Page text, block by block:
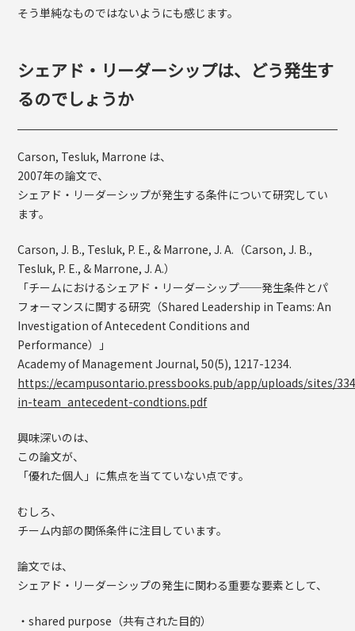
そう単純なものではないようにも感じます。
シェアド・リーダーシップは、どう発生す
るのでしょうか
Carson, Tesluk, Marrone は、
2007年の論文で、
シェアド・リーダーシップが発生する条件について研究してい
ます。
Carson, J. B., Tesluk, P. E., & Marrone, J. A.（Carson, J. B.,
Tesluk, P. E., & Marrone, J. A.）
「チームにおけるシェアド・リーダーシップ──発生条件とパ
フォーマンスに関する研究（Shared Leadership in Teams: An
Investigation of Antecedent Conditions and
Performance）」
Academy of Management Journal, 50(5), 1217-1234.
https://ecampusontario.pressbooks.pub/app/uploads/sites/
in-team_antecedent-condtions.pdf
興味深いのは、
この論文が、
「優れた個人」に焦点を当てていない点です。
むしろ、
チーム内部の関係条件に注目しています。
論文では、
シェアド・リーダーシップの発生に関わる重要な要素として、
・shared purpose（共有された目的）